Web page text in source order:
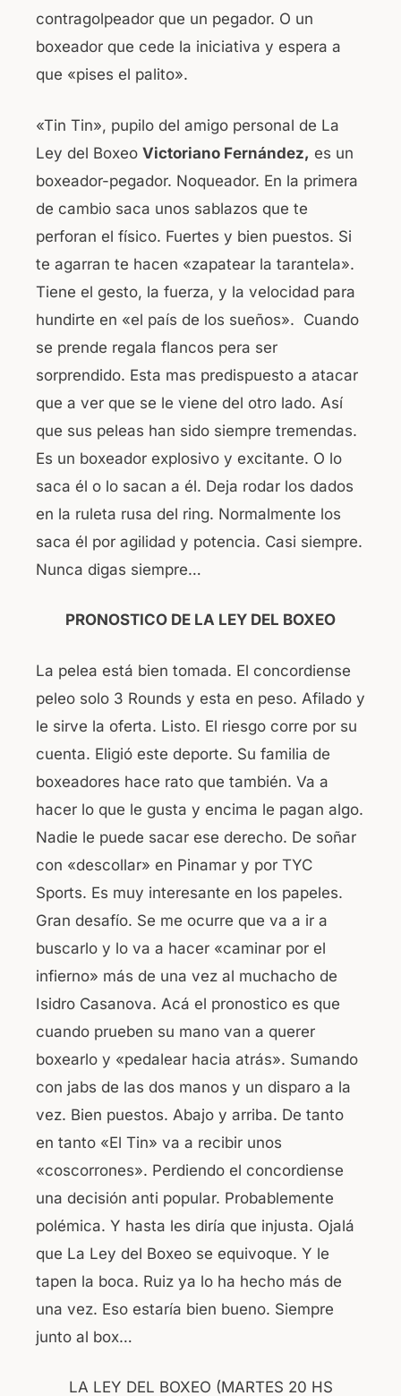
contragolpeador que un pegador. O un
boxeador que cede la iniciativa y espera a
que «pises el palito».
«Tin Tin», pupilo del amigo personal de La
Ley del Boxeo Victoriano Fernández, es un
boxeador-pegador. Noqueador. En la primera
de cambio saca unos sablazos que te
perforan el físico. Fuertes y bien puestos. Si
te agarran te hacen «zapatear la tarantela».
Tiene el gesto, la fuerza, y la velocidad para
hundirte en «el país de los sueños». Cuando
se prende regala flancos pera ser
sorprendido. Esta mas predispuesto a atacar
que a ver que se le viene del otro lado. Así
que sus peleas han sido siempre tremendas.
Es un boxeador explosivo y excitante. O lo
saca él o lo sacan a él. Deja rodar los dados
en la ruleta rusa del ring. Normalmente los
saca él por agilidad y potencia. Casi siempre.
Nunca digas siempre…
PRONOSTICO DE LA LEY DEL BOXEO
La pelea está bien tomada. El concordiense
peleo solo 3 Rounds y esta en peso. Afilado y
le sirve la oferta. Listo. El riesgo corre por su
cuenta. Eligió este deporte. Su familia de
boxeadores hace rato que también. Va a
hacer lo que le gusta y encima le pagan algo.
Nadie le puede sacar ese derecho. De soñar
con «descollar» en Pinamar y por TYC
Sports. Es muy interesante en los papeles.
Gran desafío. Se me ocurre que va a ir a
buscarlo y lo va a hacer «caminar por el
infierno» más de una vez al muchacho de
Isidro Casanova. Acá el pronostico es que
cuando prueben su mano van a querer
boxearlo y «pedalear hacia atrás». Sumando
con jabs de las dos manos y un disparo a la
vez. Bien puestos. Abajo y arriba. De tanto
en tanto «El Tin» va a recibir unos
«coscorrones». Perdiendo el concordiense
una decisión anti popular. Probablemente
polémica. Y hasta les diría que injusta. Ojalá
que La Ley del Boxeo se equivoque. Y le
tapen la boca. Ruiz ya lo ha hecho más de
una vez. Eso estaría bien bueno. Siempre
junto al box…
LA LEY DEL BOXEO (MARTES 20 HS